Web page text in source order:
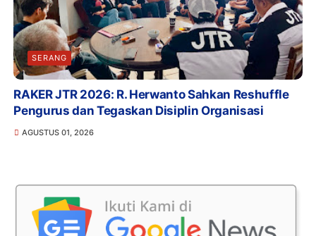
SERANG
RAKER JTR 2026: R. Herwanto Sahkan Reshuffle
Pengurus dan Tegaskan Disiplin Organisasi
AGUSTUS 01, 2026